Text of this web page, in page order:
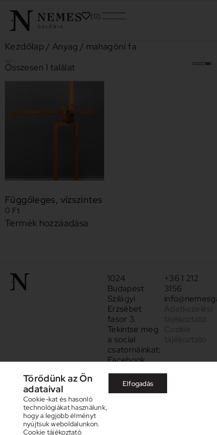
0
Kezdőlap / Anyag / mahagóni fa
Összesen 1 találat
Függőleges, vízszintes
0 Ft
Termék hozzáadása
1024
Budapest
Szilágyi
Erzsébet
fasor 3.
Tekintse meg
a social
csatornáinkat:
Facebook
+36 1 212
3156
Törődünk az Ön
adataival
Cookie-kat és hasonló
technológiákat használunk,
hogy a legjobb élményt
nyújtsuk weboldalunkon.
Cookie tájékoztató
Elfogadás